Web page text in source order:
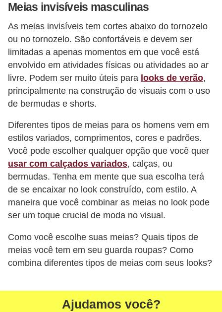
Meias invisíveis masculinas
As meias invisíveis tem cortes abaixo do tornozelo
ou no tornozelo. São confortáveis e devem ser
limitadas a apenas momentos em que você está
envolvido em atividades físicas ou atividades ao ar
livre. Podem ser muito úteis para looks de verão,
principalmente na construção de visuais com o uso
de bermudas e shorts.
Diferentes tipos de meias para os homens vem em
estilos variados, comprimentos, cores e padrões.
Você pode escolher qualquer opção que você quer
usar com calçados variados, calças, ou
bermudas. Tenha em mente que sua escolha terá
de se encaixar no look construído, com estilo. A
maneira que você combinar as meias no look pode
ser um toque crucial de moda no visual.
Como você escolhe suas meias? Quais tipos de
meias você tem em seu guarda roupas? Como
combina diferentes tipos de meias com seus looks?
Ajudamos você?
n
o
s
P
é
s
e
m
ã
o
s
R
o
u
a
s
a